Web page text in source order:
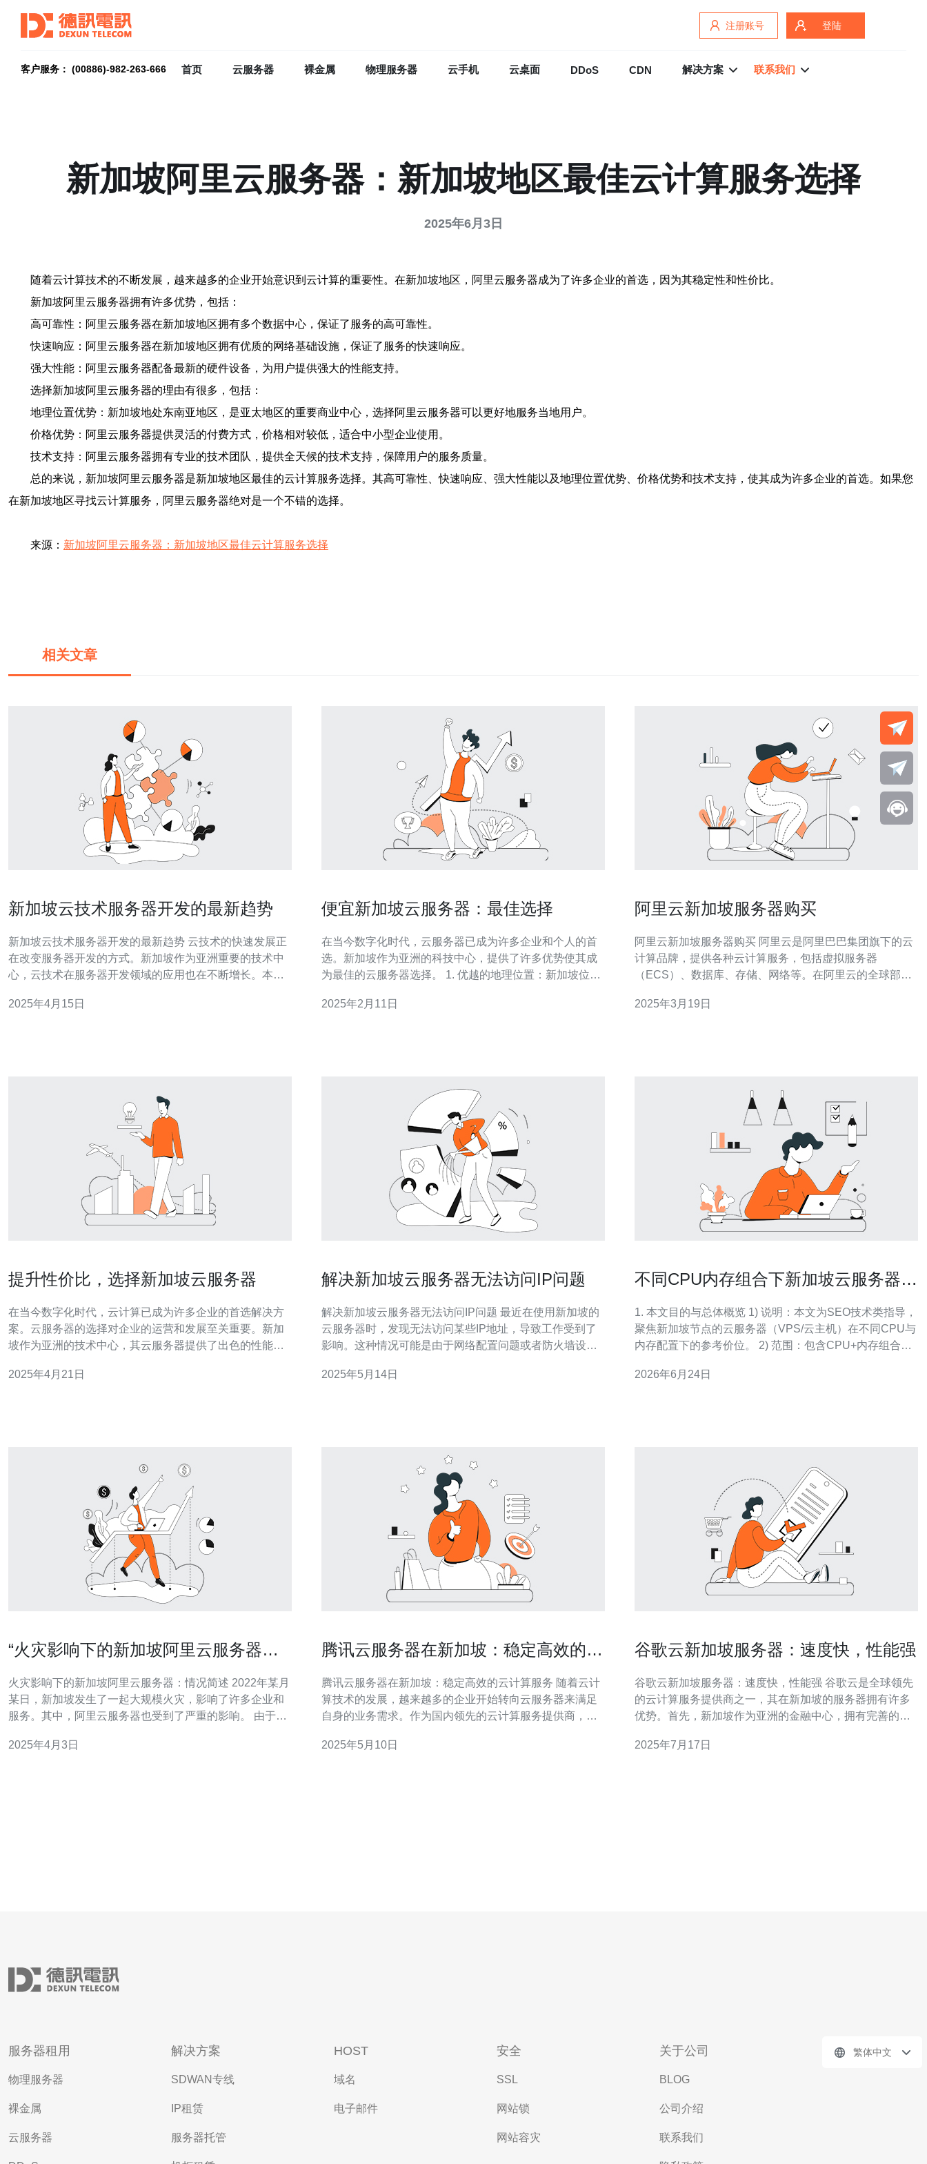
注册账号 登陆
客户服务： (00886)-982-263-666 首页 云服务器 裸金属 物理服务器 云手机 云桌面 DDoS CDN 解决方案 联系我们
新加坡阿里云服务器：新加坡地区最佳云计算服务选择
2025年6月3日
随着云计算技术的不断发展，越来越多的企业开始意识到云计算的重要性。在新加坡地区，阿里云服务器成为了许多企业的首选，因为其稳定性和性价比。
新加坡阿里云服务器拥有许多优势，包括：
高可靠性：阿里云服务器在新加坡地区拥有多个数据中心，保证了服务的高可靠性。
快速响应：阿里云服务器在新加坡地区拥有优质的网络基础设施，保证了服务的快速响应。
强大性能：阿里云服务器配备最新的硬件设备，为用户提供强大的性能支持。
选择新加坡阿里云服务器的理由有很多，包括：
地理位置优势：新加坡地处东南亚地区，是亚太地区的重要商业中心，选择阿里云服务器可以更好地服务当地用户。
价格优势：阿里云服务器提供灵活的付费方式，价格相对较低，适合中小型企业使用。
技术支持：阿里云服务器拥有专业的技术团队，提供全天候的技术支持，保障用户的服务质量。
总的来说，新加坡阿里云服务器是新加坡地区最佳的云计算服务选择。其高可靠性、快速响应、强大性能以及地理位置优势、价格优势和技术支持，使其成为许多企业的首选。如果您
在新加坡地区寻找云计算服务，阿里云服务器绝对是一个不错的选择。
来源： 新加坡阿里云服务器：新加坡地区最佳云计算服务选择
相关文章
新加坡云技术服务器开发的最新趋势
新加坡云技术服务器开发的最新趋势 云技术的快速发展正
在改变服务器开发的方式。新加坡作为亚洲重要的技术中
心，云技术在服务器开发领域的应用也在不断增长。本文
近年来在新加坡服务器开发中兴起的一种趋势。多云架构
2025年4月15日
便宜新加坡云服务器：最佳选择
在当今数字化时代，云服务器已成为许多企业和个人的首
选。新加坡作为亚洲的科技中心，提供了许多优势使其成
为最佳的云服务器选择。 1. 优越的地理位置：新加坡位于
器的访问速度更快，延迟更低。 2. 稳定的网络连接：新加
2025年2月11日
阿里云新加坡服务器购买
阿里云新加坡服务器购买 阿里云是阿里巴巴集团旗下的云
计算品牌，提供各种云计算服务，包括虚拟服务器
（ECS）、数据库、存储、网络等。在阿里云的全球部署
坡服务器可以帮助用户快速搭建稳定可靠的云计算环境。
2025年3月19日
提升性价比，选择新加坡云服务器
在当今数字化时代，云计算已成为许多企业的首选解决方
案。云服务器的选择对企业的运营和发展至关重要。新加
坡作为亚洲的技术中心，其云服务器提供了出色的性能和
性价比。 1. 网络连接稳定：新加坡是亚太地区最重要的网
2025年4月21日
解决新加坡云服务器无法访问IP问题
解决新加坡云服务器无法访问IP问题 最近在使用新加坡的
云服务器时，发现无法访问某些IP地址，导致工作受到了
影响。这种情况可能是由于网络配置问题或者防火墙设置
IP地址、子网掩码、网关等信息设置正确。其次，查看服
2025年5月14日
不同CPU内存组合下新加坡云服务器租
1. 本文目的与总体概览 1) 说明：本文为SEO技术类指导，
聚焦新加坡节点的云服务器（VPS/云主机）在不同CPU与
内存配置下的参考价位。 2) 范围：包含CPU+内存组合、
3) 目标用户：网站主、SaaS创业者、电商及对延迟敏感的
2026年6月24日
“火灾影响下的新加坡阿里云服务器：
火灾影响下的新加坡阿里云服务器：情况简述 2022年某月
某日，新加坡发生了一起大规模火灾，影响了许多企业和
服务。其中，阿里云服务器也受到了严重的影响。 由于火
受到了停电。这意味着许多网站和在线服务在火灾期间无
2025年4月3日
腾讯云服务器在新加坡：稳定高效的云
腾讯云服务器在新加坡：稳定高效的云计算服务 随着云计
算技术的发展，越来越多的企业开始转向云服务器来满足
自身的业务需求。作为国内领先的云计算服务提供商，腾
中，腾讯云服务器在新加坡的建设，为用户在海外拓展业
2025年5月10日
谷歌云新加坡服务器：速度快，性能强
谷歌云新加坡服务器：速度快，性能强 谷歌云是全球领先
的云计算服务提供商之一，其在新加坡的服务器拥有许多
优势。首先，新加坡作为亚洲的金融中心，拥有完善的网
加坡服务器的地理位置优越，可以快速覆盖亚洲各地，为
2025年7月17日
服务器租用
物理服务器
裸金属
云服务器
解决方案
SDWAN专线
IP租赁
服务器托管
HOST
域名
电子邮件
安全
SSL
网站锁
网站容灾
关于公司
BLOG
公司介绍
联系我们
繁体中文